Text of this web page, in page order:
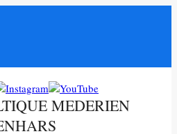
MEDERIEN